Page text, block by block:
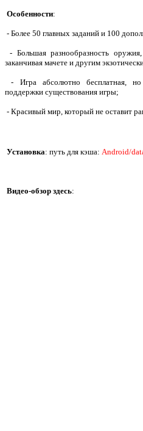
Особенности:
- Более 50 главных заданий и 100
- Большая разнообразность
заканчивая мачете и другим
- Игра абсолютно бесплатная, но
поддержки существования игры;
- Красивый мир, который не оставит
Установка: путь для кэша: Android/
Видео-обзор здесь: